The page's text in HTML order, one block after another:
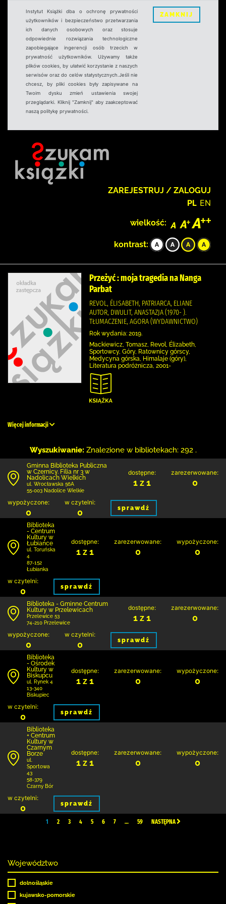
Instytut Książki dba o ochronę prywatności
użytkowników i bezpieczeństwo przetwarzania
ich danych osobowych oraz stosuje
odpowiednie rozwiązania technologiczne
zapobiegające ingerencji osób trzecich w
prywatność użytkowników. Używamy także
plików cookies, by ułatwić korzystanie z naszych
serwisów oraz do celów statystycznych.Jeśli nie
chcesz, by pliki cookies były zapisywane na
Twoim dysku zmień ustawienia swojej
przeglądarki. Kliknij "Zamknij" aby zaakceptować
naszą politykę prywatności.
ZAMKNIJ
ZAREJESTRUJ / ZALOGUJ
PL EN
wielkość:
kontrast:
Przeżyć : moja tragedia na Nanga
Parbat
REVOL, ÉLISABETH, PATRIARCA, ELIANE
AUTOR, DWULIT, ANASTAZJA (1970- ).
TŁUMACZENIE, AGORA (WYDAWNICTWO)
Rok wydania: 2019.
Mackiewicz, Tomasz, Revol, Élizabeth,
Sportowcy, Góry, Ratownicy górscy,
Medycyna górska, Himalaje (góry),
Literatura podróżnicza, 2001-
Więcej informacji
Wyszukiwanie: Znalezione w bibliotekach: 292 .
Gminna Biblioteka Publiczna
w Czernicy. Filia nr 3 w
Nadolicach Wielkich
ul. Wrocławska 56A
55-003 Nadolice Wielkie
dostępne:
1 z 1
zarezerwowane:
0
wypożyczone:
0
w czytelni:
0 sprawdź
Biblioteka
- Centrum
Kultury w
Łubiance
ul. Toruńska
4
87-152
Łubianka
dostępne:
1 z 1
zarezerwowane:
0
wypożyczone:
0
w czytelni:
0 sprawdź
Biblioteka - Gminne Centrum
Kultury w Przelewicach
Przelewice 53
74-210 Przelewice
dostępne:
1 z 1
zarezerwowane:
0
wypożyczone:
0
w czytelni:
0 sprawdź
Biblioteka
- Ośrodek
Kultury w
Biskupcu
ul. Rynek 4
13-340
Biskupiec
dostępne:
1 z 1
zarezerwowane:
0
wypożyczone:
0
w czytelni:
0 sprawdź
Biblioteka
+ Centrum
Kultury w
Czarnym
Borze
ul.
Sportowa
43
58-379
Czarny Bór
dostępne:
1 z 1
zarezerwowane:
0
wypożyczone:
0
w czytelni:
0 sprawdź
1 2 3 4 5 6 7 … 59 NASTĘPNA
Województwo
dolnośląskie
kujawsko-pomorskie